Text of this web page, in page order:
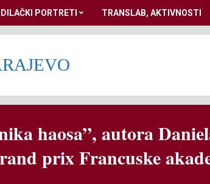
PORTRETI TRANSLAB, AKTIVNOSTI
haosa”, autora
prix Francuske